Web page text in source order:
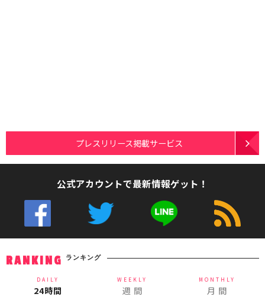
プレスリリース掲載サービス
公式アカウントで最新情報ゲット！
RANKING ランキング
DAILY
24時間
WEEKLY
週 間
MONTHLY
月 間